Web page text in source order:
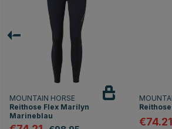
MOUNTAIN HORSE
Reithose Flex Marilyn
Marineblau
€74.21